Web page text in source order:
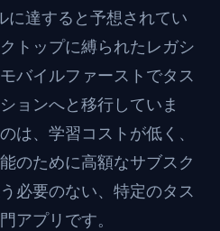
達すると予想されてい
トップに縛られたレガシ
バイルファーストでタス
ョンへと移行していま
は、学習コストが低く、
のために高額なサブスク
必要のない、特定のタス
アプリです。